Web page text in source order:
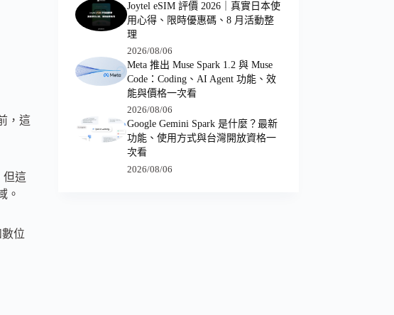
，這
但這
。
位
Joytel eSIM 評價 2026｜真實日本使
用心得、限時優惠碼、8 月活動整
理
2026/08/06
Meta 推出 Muse Spark 1.2 與 Muse
Code：Coding、AI Agent 功能、效
能與價格一次看
2026/08/06
Google Gemini Spark 是什麼？最新
功能、使用方式與台灣開放資格一
次看
2026/08/06